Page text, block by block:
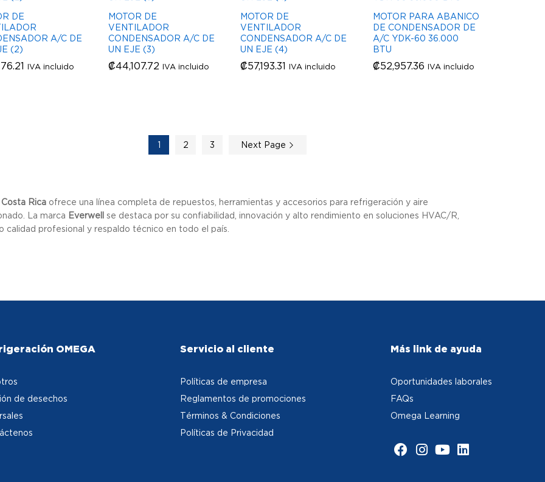
DE
A/C DE
(2)
IVA incluido
MOTOR DE
VENTILADOR
CONDENSADOR A/C DE
UN EJE (3)
₡44,107.72 IVA incluido
₡44,107.72
MOTOR DE
VENTILADOR
CONDENSADOR A/C DE
UN EJE (4)
₡57,193.31 IVA incluido
₡57,193.31
MOTOR PARA ABANICO
DE CONDENSADOR DE
A/C YDK-60 36.000
BTU
₡52,957.36 IVA incluido
₡52,957.36
1 2 3 Next Page
Rica ofrece una línea completa de repuestos, herramientas y accesorios para refrigeración y aire
La marca Everwell se destaca por su confiabilidad, innovación y alto rendimiento en soluciones HVAC/R,
calidad profesional y respaldo técnico en todo el país.
OMEGA
de desechos
Servicio al cliente
Políticas de empresa
Reglamentos de promociones
Términos & Condiciones
Políticas de Privacidad
Más link de ayuda
Oportunidades laborales
FAQs
Omega Learning